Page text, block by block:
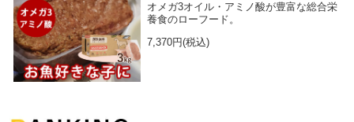
オメガ3オイル・アミノ酸が豊富な総合栄
養食のローフード。
7,370円(税込)